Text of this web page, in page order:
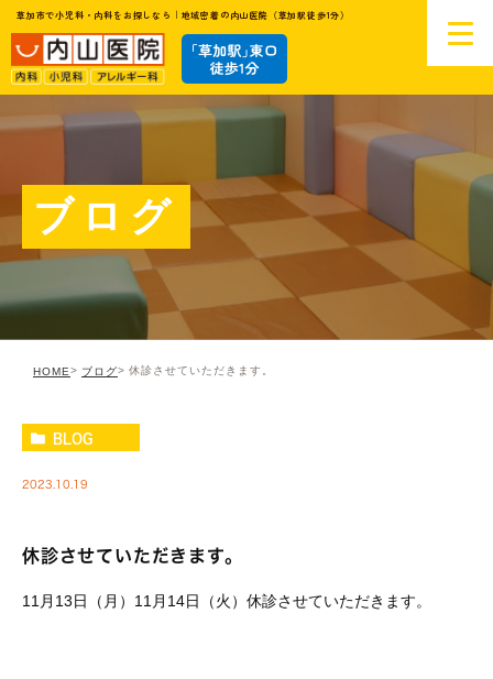
草加市で小児科・内科をお探しなら｜地域密着の内山医院（草加駅徒歩1分）
ブログ
HOME ブログ 休診させていただきます。
BLOG
2023.10.19
休診させていただきます。
11月13日（月）11月14日（火）休診させていただきます。